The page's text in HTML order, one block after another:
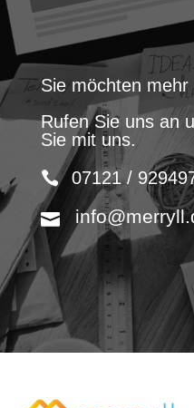
Sie möchten
Rufen Sie uns an
Sie mit uns.
07121 /